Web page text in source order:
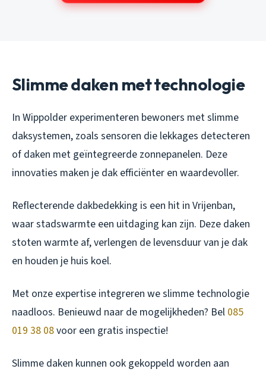
Slimme daken met technologie
In Wippolder experimenteren bewoners met slimme
daksystemen, zoals sensoren die lekkages detecteren
of daken met geïntegreerde zonnepanelen. Deze
innovaties maken je dak efficiënter en waardevoller.
Reflecterende dakbedekking is een hit in Vrijenban,
waar stadswarmte een uitdaging kan zijn. Deze daken
stoten warmte af, verlengen de levensduur van je dak
en houden je huis koel.
Met onze expertise integreren we slimme technologie
naadloos. Benieuwd naar de mogelijkheden? Bel 085
019 38 08voor een gratis inspectie!
Slimme daken kunnen ook gekoppeld worden aan